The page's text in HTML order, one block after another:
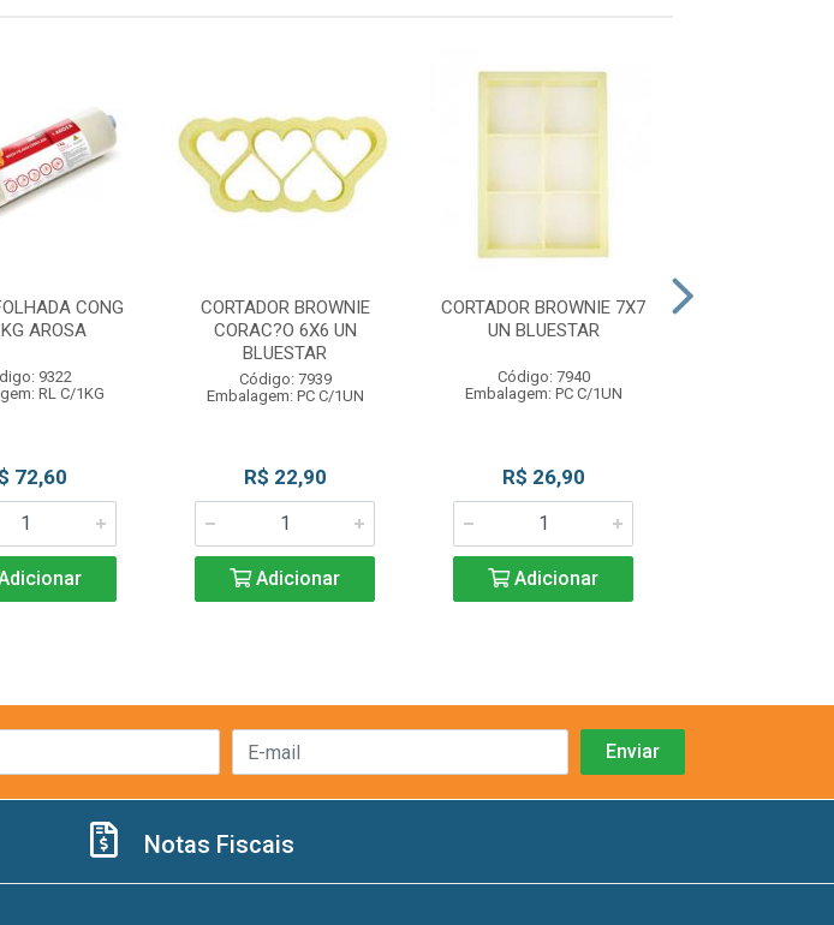
CONG
AROSA
9322
RL C/1KG
72,60
CORTADOR BROWNIE
CORAC?O 6X6 UN
BLUESTAR
Código: 7939
Embalagem: PC C/1UN
R$ 22,90
Adicionar
CORTADOR BROWNIE 7X7
UN BLUESTAR
Código: 7940
Embalagem: PC C/1UN
R$ 26,90
Adicionar
Notas Fiscais